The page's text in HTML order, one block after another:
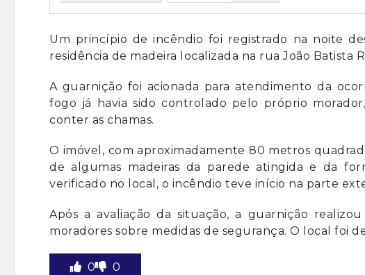
Um princípio de incêndio foi registrado na noite
residência de madeira localizada na rua João Batista
A guarnição foi acionada para atendimento da
fogo já havia sido controlado pelo próprio
conter as chamas.
O imóvel, com aproximadamente 80 metros
de algumas madeiras da parede atingida e da
verificado no local, o incêndio teve início na parte
Após a avaliação da situação, a guarnição
moradores sobre medidas de segurança. O local foi
0 0